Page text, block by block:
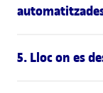
5. Lloc on es